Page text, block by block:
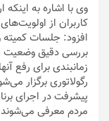
وی با اشاره به
کاربران از
افزود: جلسات
بررسی دقیق وضعیت
زمانبندی برای رفع
رگولاتوری برگزار
پیشرفت در اجرای
مردم معرفی